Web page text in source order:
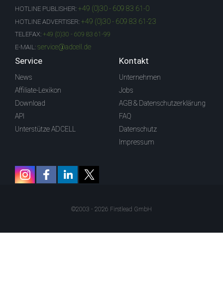
HOTLINE PUBLISHER: +49 (0)30 - 609 83 61-0
HOTLINE ADVERTISER: +49 (0)30 - 609 83 61-23
TELEFAX: +49 (0)30 - 609 83 61-99
E-MAIL: service@adcell.de
Service
News
Affiliate-Lexikon
Download
API
Unterstütze ADCELL
Kontakt
Unternehmen
Jobs
AGB & Datenschutzerklärung
FAQ
Datenschutz
Impressum
©2003 - 2026 Firstlead GmbH